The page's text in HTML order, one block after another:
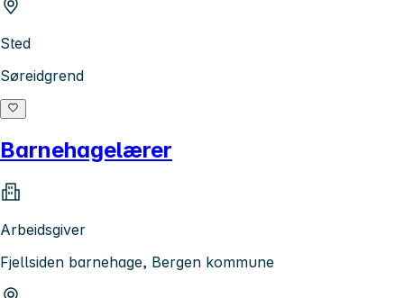
Sted
Søreidgrend
Barnehagelærer
Arbeidsgiver
Fjellsiden barnehage, Bergen kommune